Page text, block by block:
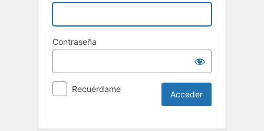
Contraseña
Recuérdame